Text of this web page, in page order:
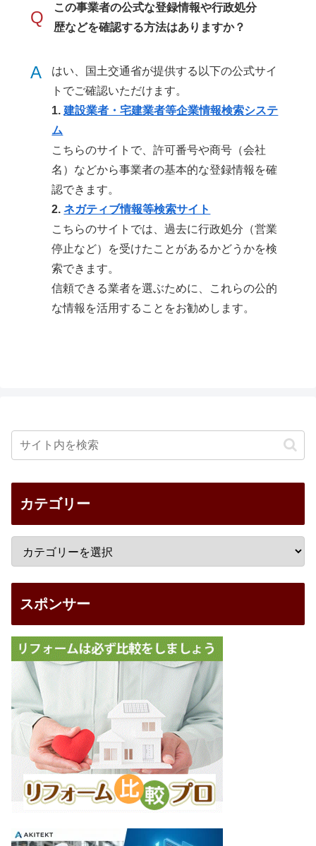
Q
この事業者の公式な登録情報や行政処分
歴などを確認する方法はありますか？
A
はい、国土交通省が提供する以下の公式サイ
トでご確認いただけます。
1.建設業者・宅建業者等企業情報検索システ
ム
こちらのサイトで、許可番号や商号（会社
名）などから事業者の基本的な登録情報を確
認できます。
2.ネガティブ情報等検索サイト
こちらのサイトでは、過去に行政処分（営業
停止など）を受けたことがあるかどうかを検
索できます。
信頼できる業者を選ぶために、これらの公的
な情報を活用することをお勧めします。
カテゴリー
スポンサー